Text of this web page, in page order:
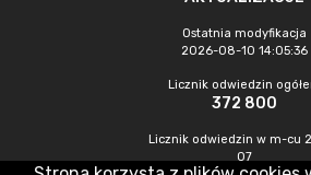
Ostatnia modyfikacja
2026-08-10 14:05:36
Licznik odwiedzin
372 800
Licznik odwiedzin w m-cu
07